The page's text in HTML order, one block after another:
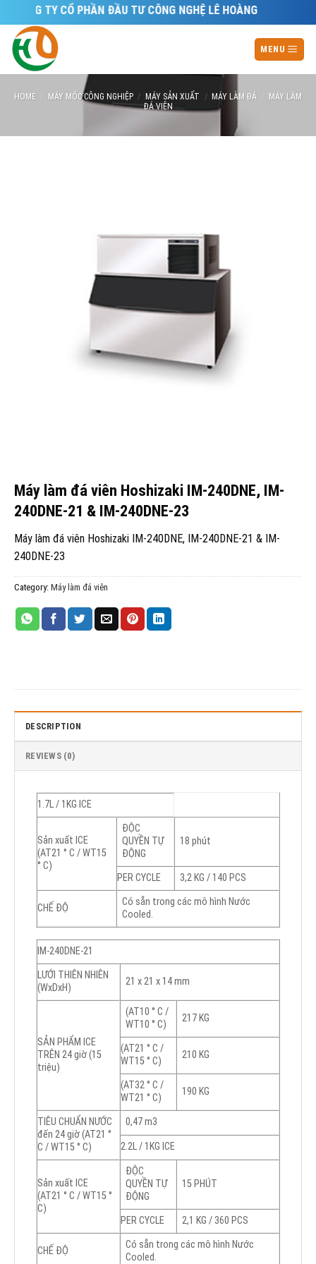
to
content
TY CỔ PHẦN ĐẦU TƯ CÔNG NGHỆ LÊ HOÀNG
MENU
HOME MÁY MÓC CÔNG NGHIỆP / MÁY SẢN XUẤT / MÁY LÀM ĐÁ
MÁY LÀM
ĐÁ VIÊN
Máy làm đá viên Hoshizaki IM-240DNE, IM-
240DNE-21 & IM-240DNE-23
Máy làm đá viên Hoshizaki IM-240DNE, IM-240DNE-21 & IM-
240DNE-23
Category: Máy làm đá viên
DESCRIPTION
REVIEWS (0)
1.7L / 1KG ICE
Sản xuất ICE
(AT21 ° C / WT15
° C)
ĐỘC
QUYỀN TỰ
ĐỘNG
18 phút
PER CYCLE 3,2 KG / 140 PCS
CHẾ ĐỘ
Có sẵn trong các mô hình Nước
Cooled.
IM-240DNE-21
LƯỚI THIÊN NHIÊN
(WxDxH)
21 x 21 x 14 mm
SẢN PHẨM ICE
TRÊN 24 giờ (15
triệu)
(AT10 ° C /
WT10 ° C)
217 KG
(AT21 ° C /
WT15 ° C)
210 KG
(AT32 ° C /
WT21 ° C)
190 KG
TIÊU CHUẨN NƯỚC
đến 24 giờ (AT21 °
C / WT15 ° C)
0,47 m3
2.2L / 1KG ICE
Sản xuất ICE
(AT21 ° C / WT15 °
C)
ĐỘC
QUYỀN TỰ
ĐỘNG
15 PHÚT
PER CYCLE 2,1 KG / 360 PCS
CHẾ ĐỘ
Có sẵn trong các mô hình Nước
Cooled.